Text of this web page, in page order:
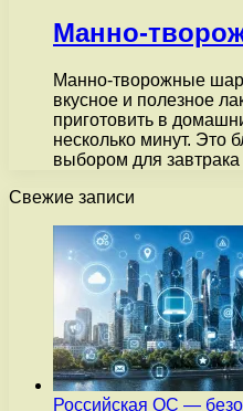
Манно-
Манно-творожные
вкусное и полезное
приготовить в
несколько минут. Это
выбором для
Свежие записи
Российская ОС —